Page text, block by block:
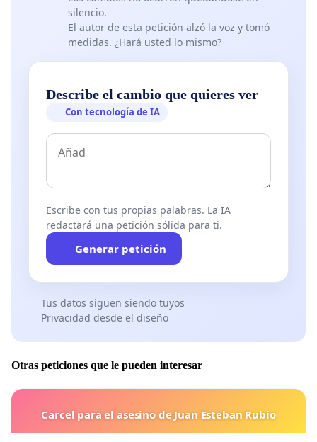
silencio.
El autor de esta petición alzó la voz y tomó
medidas. ¿Hará usted lo mismo?
Describe el cambio que quieres ver
Con tecnología de IA
Escribe con tus propias palabras. La IA
redactará una petición sólida para ti.
Generar petición
Tus datos siguen siendo tuyos
Privacidad desde el diseño
Otras peticiones que le pueden interesar
Carcel para el asesino de Juan Esteban Rubio